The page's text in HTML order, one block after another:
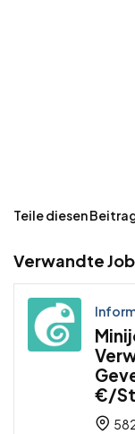
Teile diesen
Verwandte
€/